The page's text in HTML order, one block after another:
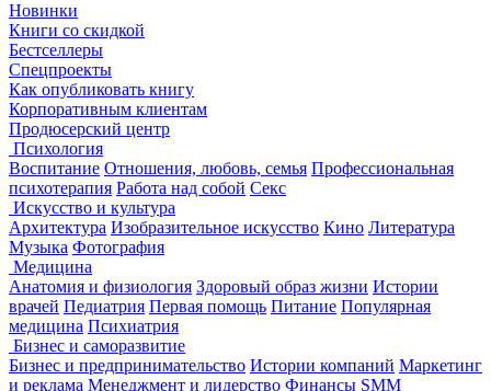
Новинки
Книги со скидкой
Бестселлеры
Спецпроекты
Как опубликовать книгу
Корпоративным клиентам
Продюсерский центр
Психология
Воспитание Отношения, любовь, семья Профессиональная
психотерапия Работа над собой Секс
Искусство и культура
Архитектура Изобразительное искусство Кино Литература
Музыка Фотография
Медицина
Анатомия и физиология Здоровый образ жизни Истории
врачей Педиатрия Первая помощь Питание Популярная
медицина Психиатрия
Бизнес и саморазвитие
Бизнес и предпринимательство Истории компаний Маркетинг
и реклама Менеджмент и лидерство Финансы SMM